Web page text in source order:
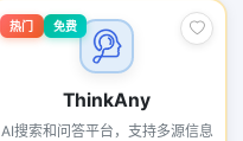
热门 免费
ThinkAny
AI搜索和问答平台，支持多源信息